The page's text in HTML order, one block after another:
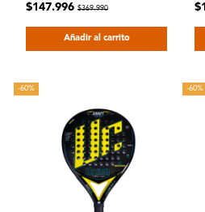
$147.996 $369.990
Añadir al carrito
-60% -60%